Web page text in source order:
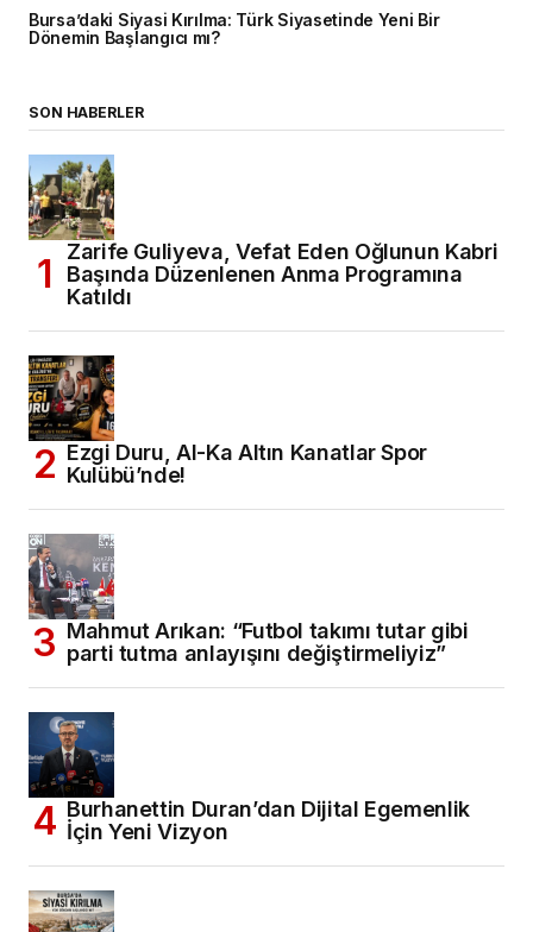
Bursa’daki Siyasi Kırılma: Türk Siyasetinde Yeni Bir
Dönemin Başlangıcı mı?
SON HABERLER
Zarife Guliyeva, Vefat Eden Oğlunun Kabri
Başında Düzenlenen Anma Programına
Katıldı
Ezgi Duru, Al-Ka Altın Kanatlar Spor
Kulübü’nde!
Mahmut Arıkan: “Futbol takımı tutar gibi
parti tutma anlayışını değiştirmeliyiz”
Burhanettin Duran’dan Dijital Egemenlik
İçin Yeni Vizyon